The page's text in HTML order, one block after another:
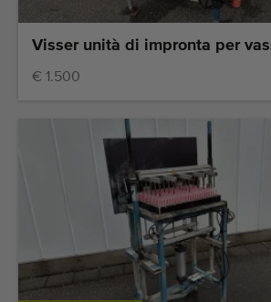
Visser unità di impronta per
€ 1.500